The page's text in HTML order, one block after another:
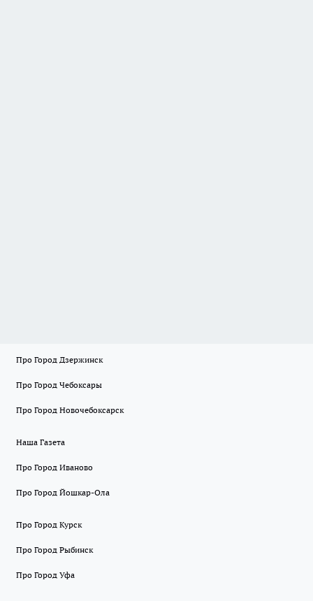
Про Город Дзержинск
Про Город Чебоксары
Про Город Новочебоксарск
Наша Газета
Про Город Иваново
Про Город Йошкар-Ола
Про Город Курск
Про Город Рыбинск
Про Город Уфа